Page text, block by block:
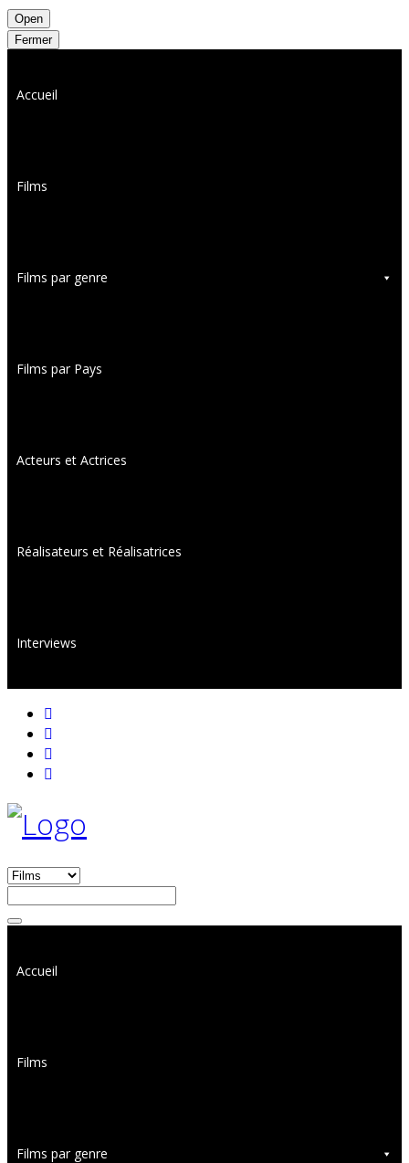
Open
Fermer
Accueil
Films
Films par genre
Films par Pays
Acteurs et Actrices
Réalisateurs et Réalisatrices
Interviews
Accueil
Films
Films par genre